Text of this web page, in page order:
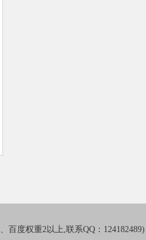
百度权重2以上,联系QQ：124182489)